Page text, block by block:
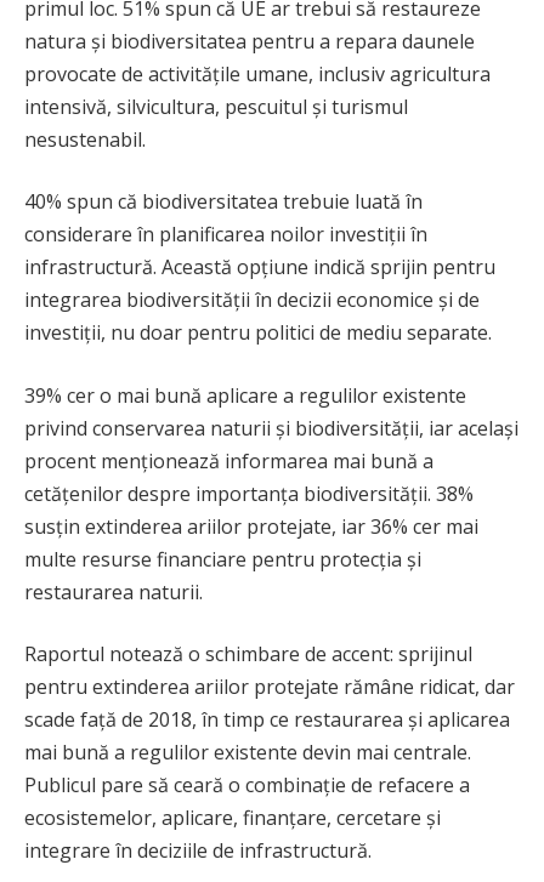
primul loc. 51% spun că UE ar trebui să restaureze
natura și biodiversitatea pentru a repara daunele
provocate de activitățile umane, inclusiv agricultura
intensivă, silvicultura, pescuitul și turismul
nesustenabil.
40% spun că biodiversitatea trebuie luată în
considerare în planificarea noilor investiții în
infrastructură. Această opțiune indică sprijin pentru
integrarea biodiversității în decizii economice și de
investiții, nu doar pentru politici de mediu separate.
39% cer o mai bună aplicare a regulilor existente
privind conservarea naturii și biodiversității, iar același
procent menționează informarea mai bună a
cetățenilor despre importanța biodiversității. 38%
susțin extinderea ariilor protejate, iar 36% cer mai
multe resurse financiare pentru protecția și
restaurarea naturii.
Raportul notează o schimbare de accent: sprijinul
pentru extinderea ariilor protejate rămâne ridicat, dar
scade față de 2018, în timp ce restaurarea și aplicarea
mai bună a regulilor existente devin mai centrale.
Publicul pare să ceară o combinație de refacere a
ecosistemelor, aplicare, finanțare, cercetare și
integrare în deciziile de infrastructură.